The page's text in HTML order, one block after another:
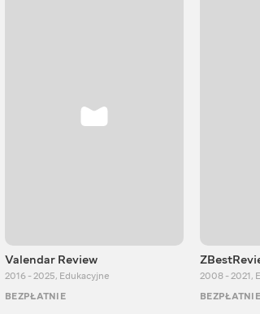
Valendar Review
2016 - 2025, Edukacyjne
BEZPŁATNIE
2008 - 2021,
BEZPŁATNIE